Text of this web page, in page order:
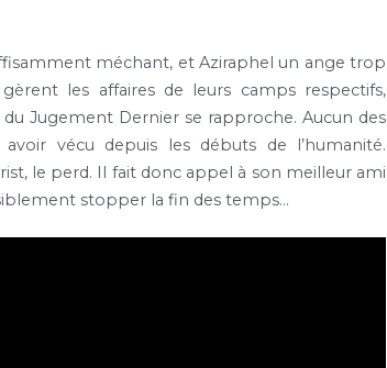
méchant, et Aziraphel un ange trop
les affaires de leurs camps respectifs,
Jugement Dernier se rapproche. Aucun des
vécu depuis les débuts de l’humanité.
le perd. Il fait donc appel à son meilleur ami
stopper la fin des temps…